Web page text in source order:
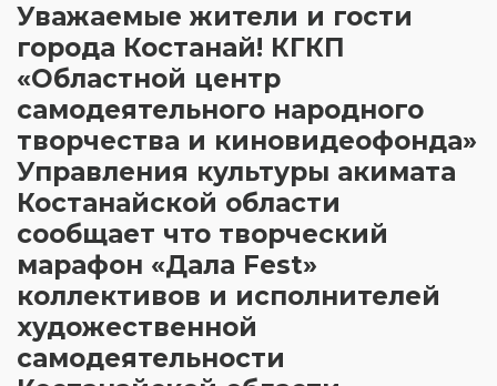
Уважаемые жители и гости
города Костанай! КГКП
«Областной центр
самодеятельного народного
творчества и киновидеофонда»
Управления культуры акимата
Костанайской области
сообщает что творческий
марафон «Дала Fest»
коллективов и исполнителей
художественной
самодеятельности